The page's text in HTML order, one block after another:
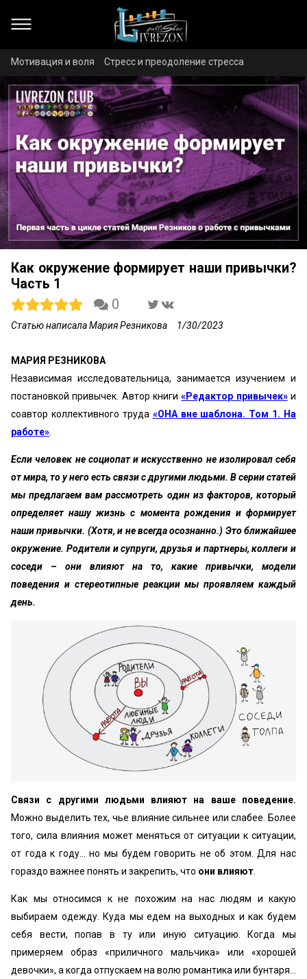
Мотивация и воля Стресс и преодоление стресса
Как окружение формирует наши привычки?
Часть 1
0
Статью написала Мария Резникова 1/30/2023
МАРИЯ РЕЗНИКОВА
Независимая исследовательница, занимается изучением и
постановкой привычек. Автор книги«Редактор привычек»и
соавтор коллективного труда «ОНА вне шаблона. Том 1. На
работе»
Если человек не социопат и искусственно не изолировал себя
от мира, то у него есть связи с другими людьми. В серии статей
мы предлагаем вам рассмотреть один из факторов, который
определяет нашу жизнь с момента рождения и формирует
наши привычки. (Хотя, и не всегда осознанно.) Это ближайшее
окружение. Родители и супруги, друзья и партнеры, коллеги и
соседи – они влияют на то, какие привычки, модели
поведения и стереотипные реакции мы проявляем каждый
день.
Связи с другими людьми влияют на ваше поведение.
Можно выделить тех, чье влияние сильнее или слабее. Более
того, сила влияния может меняться от ситуации к ситуации,
от года к году… но мы будем говорить не об этом. Для нас
гораздо важнее понять и закрепить, что они влияют
Как мы относимся к не похожим на нас людям и какую
выбираем одежду. Куда мы едем на выходных и как будем
себя вести, попав в ту или иную ситуацию. Когда мы
примеряем образ «приличного мальчика» или «хорошей
девочки», а когда отпускаем на волю романтика или бунтаря…